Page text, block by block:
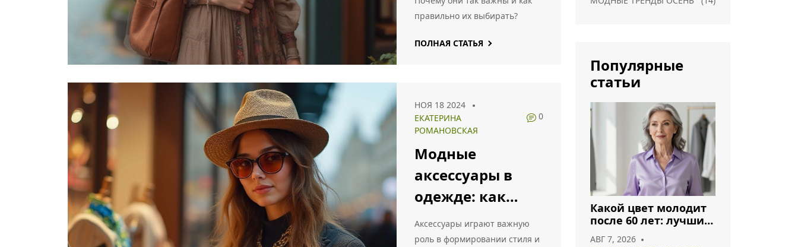
правильно их выбирать?
ПОЛНАЯ СТАТЬЯ
НОЯ 18 2024
ЕКАТЕРИНА
РОМАНОВСКАЯ
0
Модные
аксессуары в
одежде: как
дополнить стиль
и выделиться
Аксессуары играют важную
роль в формировании стиля и
Популярные
статьи
Какой цвет молодит
после 60 лет: лучшие
оттенки для
АВГ 7, 2026